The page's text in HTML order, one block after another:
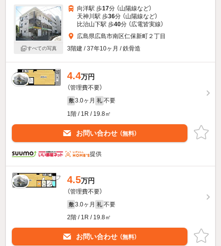
すべての写真
向洋駅 歩17分 （山陽線など）
天神川駅 歩36分 （山陽線など）
比治山下駅 歩40分 （広電皆実線）
広島県広島市南区仁保新町２丁目
3階建 / 37年10ヶ月 / 鉄骨造
4.4万円
（管理費不要）
敷 3.0ヶ月 礼 不要
1階 / 1R / 19.8㎡
お問い合わせ （無料）
提供
4.5万円
（管理費不要）
敷 3.0ヶ月 礼 不要
2階 / 1R / 19.8㎡
お問い合わせ （無料）